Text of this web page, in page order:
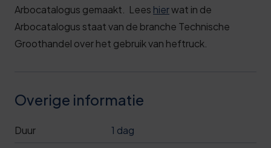
Arbocatalogus gemaakt. Lees hierwat in de
Arbocatalogus staat van de branche Technische
Groothandel over het gebruik van heftruck.
Overige informatie
Duur 1 dag